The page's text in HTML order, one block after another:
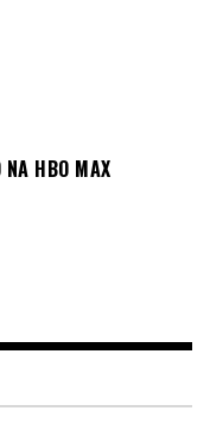
NA HBO MAX